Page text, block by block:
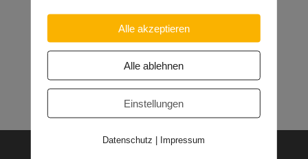
Alle akzeptieren
Alle ablehnen
Einstellungen
Datenschutz | Impressum